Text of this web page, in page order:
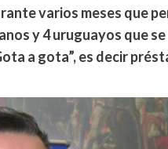
varios meses que
y 4 uruguayos que se
a gota”, es decir